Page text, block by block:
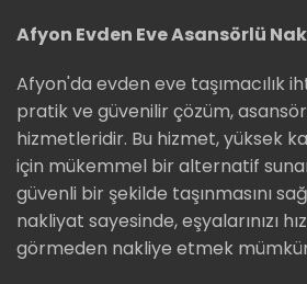
Afyon Evden Eve Asansörlü
Afyon'da evden eve taşımacılık
pratik ve güvenilir çözüm,
hizmetleridir. Bu hizmet, yüksek
için mükemmel bir alternatif
güvenli bir şekilde taşınmasını
nakliyat sayesinde, eşyalarınızı
görmeden nakliye etmek